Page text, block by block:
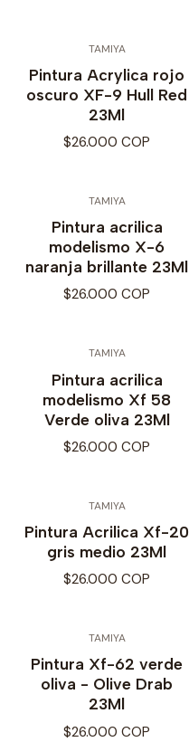
TAMIYA
Pintura Acrylica rojo
oscuro XF-9 Hull Red
23Ml
$26.000 COP
TAMIYA
Pintura acrilica
modelismo X-6
naranja brillante 23Ml
$26.000 COP
TAMIYA
Pintura acrilica
modelismo Xf 58
Verde oliva 23Ml
$26.000 COP
TAMIYA
Pintura Acrilica Xf-20
gris medio 23Ml
$26.000 COP
TAMIYA
Pintura Xf-62 verde
oliva - Olive Drab
23Ml
$26.000 COP